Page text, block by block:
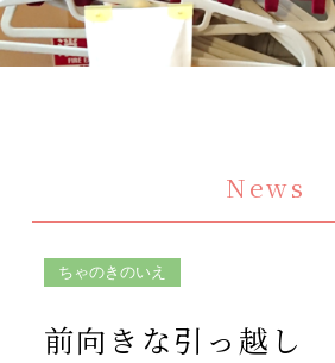
News
ちゃのきのいえ
前向きな引っ越し